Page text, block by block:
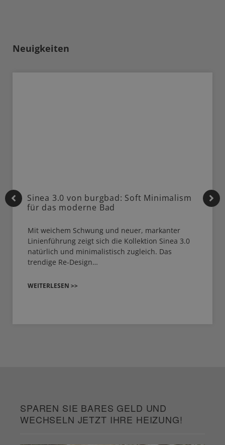
Neuigkeiten
Sinea 3.0 von burgbad: Soft Minimalism
für das moderne Bad
Mit weichem Schwung und neuer, markanter
Linienführung zeigt sich die Kollektion Sinea 3.0
natürlich und minimalistisch zugleich. Das
trendige Re-Design…
WEITERLESEN >>
SPAREN SIE BARES GELD UND
WECHSELN JETZT IHRE HEIZUNG!